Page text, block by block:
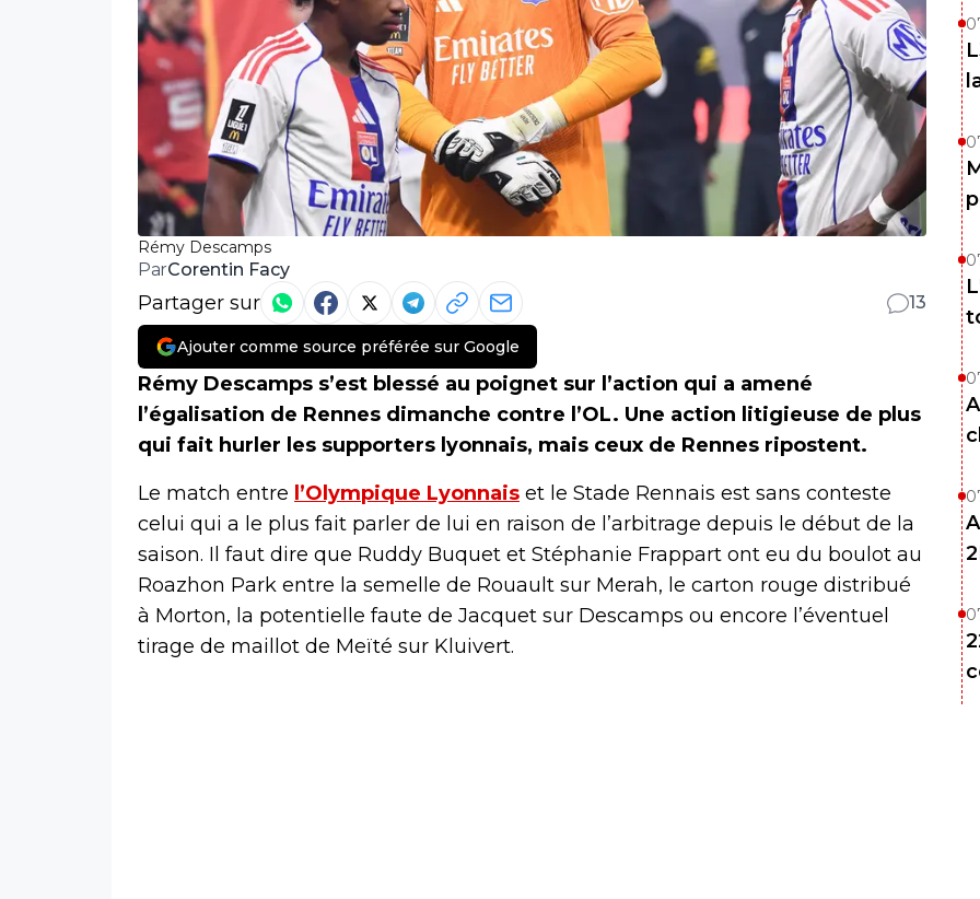
Rémy Descamps
ParCorentin Facy
Partager sur 13
Ajouter comme source préférée sur Google
Rémy Descamps s’est blessé au poignet sur l’action qui a amené
l’égalisation de Rennes dimanche contre l’OL. Une action litigieuse de plus
qui fait hurler les supporters lyonnais, mais ceux de Rennes ripostent.
Le match entre l’Olympique Lyonnais et le Stade Rennais est sans conteste
celui qui a le plus fait parler de lui en raison de l’arbitrage depuis le début de la
saison. Il faut dire que Ruddy Buquet et Stéphanie Frappart ont eu du boulot au
Roazhon Park entre la semelle de Rouault sur Merah, le carton rouge distribué
à Morton, la potentielle faute de Jacquet sur Descamps ou encore l’éventuel
tirage de maillot de Meïté sur Kluivert.